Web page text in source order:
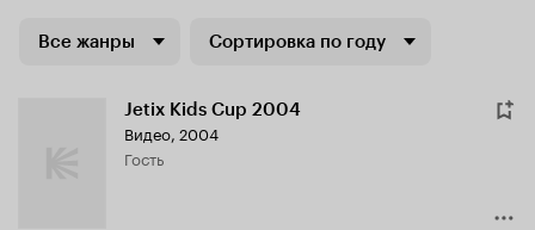
Все жанры Сортировка по году
Jetix Kids Cup 2004
Видео, 2004
гость